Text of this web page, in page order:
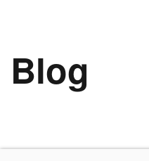
Blog